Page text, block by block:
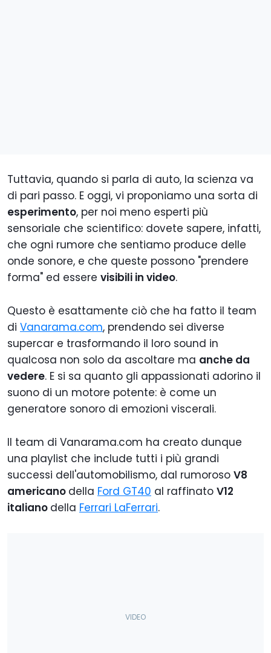
Tuttavia, quando si parla di auto, la scienza va
di pari passo. E oggi, vi proponiamo una sorta di
esperimento, per noi meno esperti più
sensoriale che scientifico: dovete sapere, infatti,
che ogni rumore che sentiamo produce delle
onde sonore, e che queste possono "prendere
forma" ed essere visibili in video.
Questo è esattamente ciò che ha fatto il team
di Vanarama.com, prendendo sei diverse
supercar e trasformando il loro sound in
qualcosa non solo da ascoltare ma anche da
vedere. E si sa quanto gli appassionati adorino il
suono di un motore potente: è come un
generatore sonoro di emozioni viscerali.
Il team di Vanarama.com ha creato dunque
una playlist che include tutti i più grandi
successi dell'automobilismo, dal rumoroso V8
americano della Ford GT40 al raffinato V12
italiano della Ferrari LaFerrari.